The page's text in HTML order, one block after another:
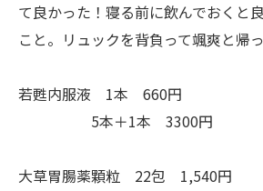
て良かった！寝る前に飲んでおくと
こと。リュックを背負って颯爽と帰
若甦内服液 1本 660円
5本＋1本 3300円
大草胃腸薬顆粒 22包 1,540円